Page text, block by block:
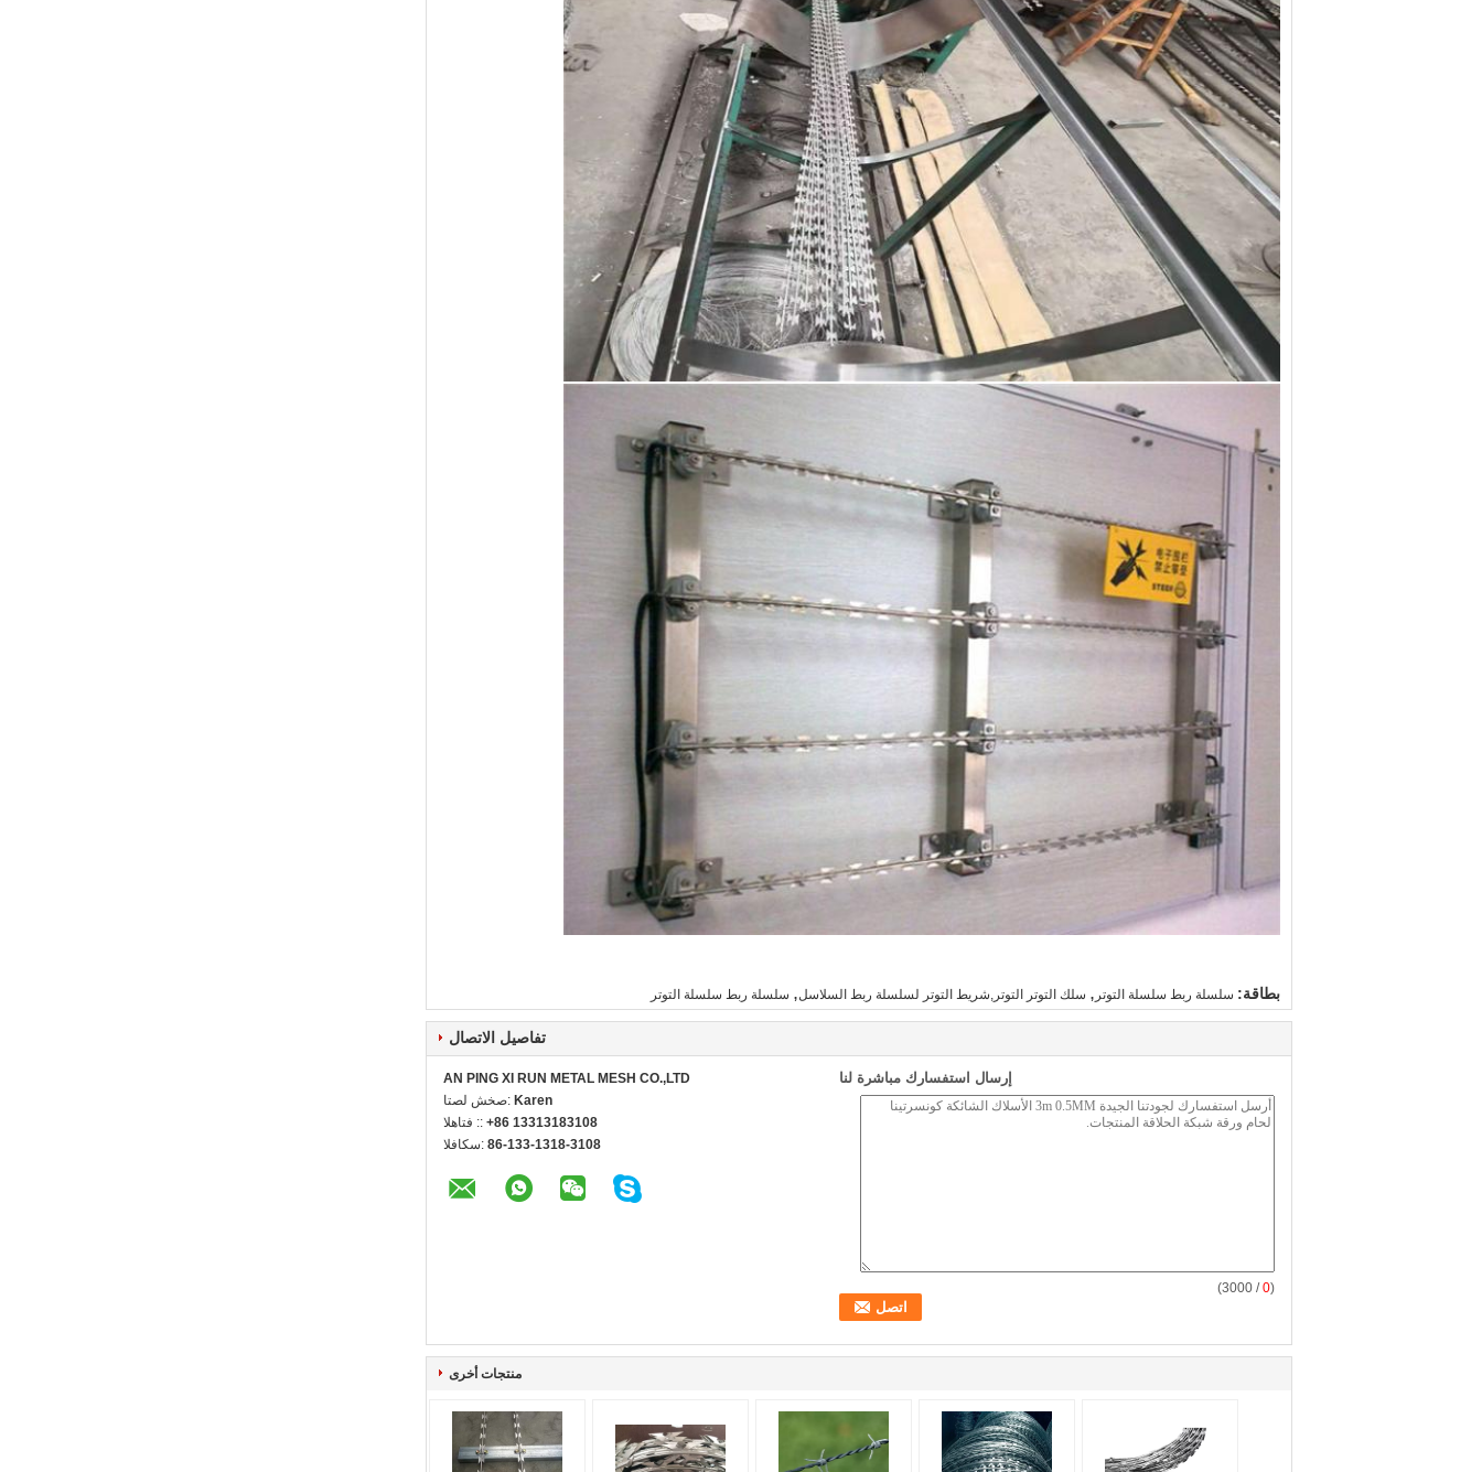
بطاقة: سلسلة ربط سلسلة التوتر , سلك التوتر التوتر,شريط التوتر لسلسلة ربط السلاسل, سلسلة ربط سلسلة التوتر
تفاصيل الاتصال
AN PING XI RUN METAL MESH CO.,LTD
اتصل شخص: Karen
الهاتف :: +86 13313183108
الفاكس: 86-133-1318-3108
إرسال استفسارك مباشرة لنا
(
0
/ 3000)
منتجات أخرى